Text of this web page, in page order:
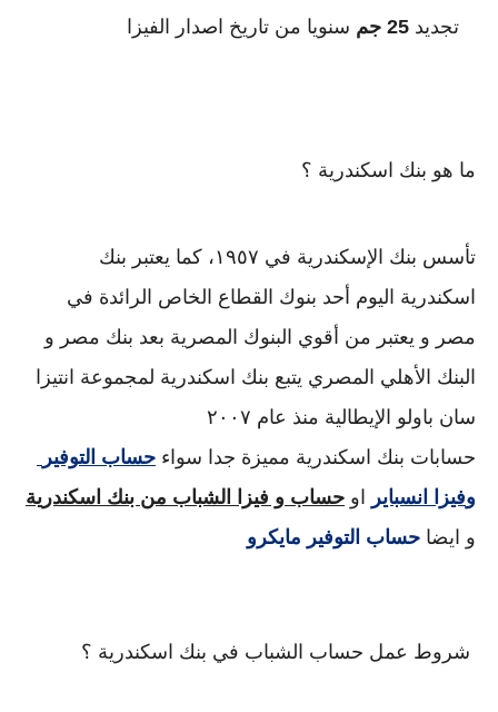
تجديد 25 جم سنويا من تاريخ اصدار الفيزا
ما هو بنك اسكندرية ؟
سان باولو الإيطالية منذ عام ٢٠٠٧
حسابات بنك اسكندرية مميزة جدا سواء حساب التوفير
وفيزا انسباير او حساب و فيزا
الشباب من بنك اسكندرية
و ايضا حساب التوفير مايكرو